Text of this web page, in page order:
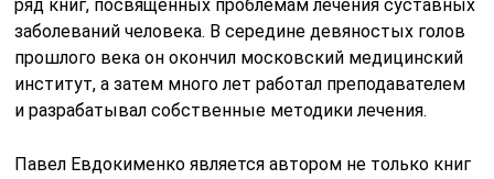
ряд книг, посвященных проблемам лечения суставных
заболеваний человека. В середине девяностых голов
прошлого века он окончил московский медицинский
институт, а затем много лет работал преподавателем
и разрабатывал собственные методики лечения.
Павел Евдокименко является автором не только книг